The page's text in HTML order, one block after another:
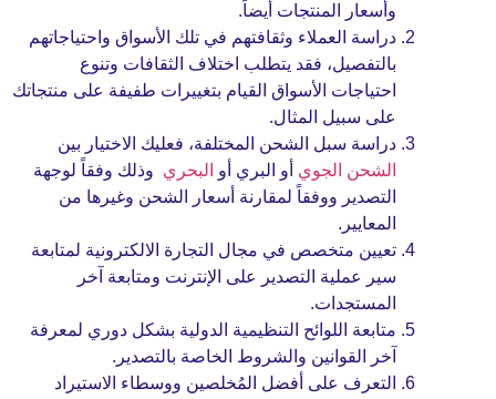
وأسعار المنتجات أيضاً.
دراسة العملاء وثقافتهم في تلك الأسواق واحتياجاتهم
بالتفصيل، فقد يتطلب اختلاف الثقافات وتنوع
احتياجات الأسواق القيام بتغييرات طفيفة على منتجاتك
على سبيل المثال.
دراسة سبل الشحن المختلفة، فعليك الاختيار بين
الشحن الجويأو البري أو البحريوذلك وفقاً لوجهة
التصدير ووفقاً لمقارنة أسعار الشحن وغيرها من
تعيين متخصص في مجال التجارة الالكترونية لمتابعة
سير عملية التصدير على الإنترنت ومتابعة آخر
المستجدات.
متابعة اللوائح التنظيمية الدولية بشكل دوري لمعرفة
آخر القوانين والشروط الخاصة بالتصدير.
التعرف على أفضل المُخلصين ووسطاء الاستيراد